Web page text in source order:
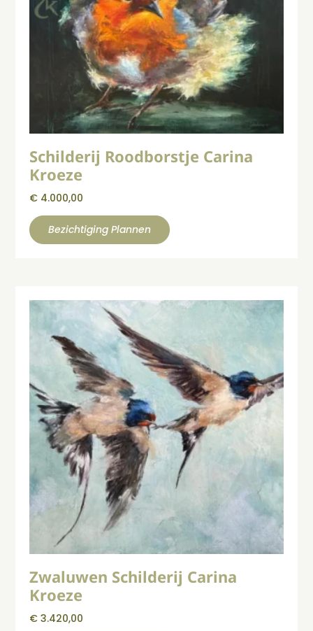
Schilderij Roodborstje Carina
Kroeze
€ 4.000,00
Bezichtiging Plannen
Zwaluwen Schilderij Carina
Kroeze
€ 3.420,00